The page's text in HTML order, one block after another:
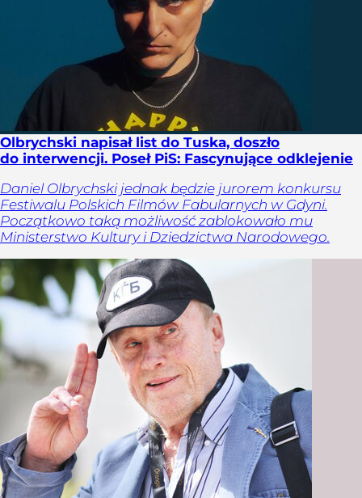
Olbrychski napisał list do Tuska, doszło
do interwencji. Poseł PiS: Fascynujące odklejenie
Daniel Olbrychski jednak będzie jurorem konkursu
Festiwalu Polskich Filmów Fabularnych w Gdyni.
Początkowo taką możliwość zablokowało mu
Ministerstwo Kultury i Dziedzictwa Narodowego.